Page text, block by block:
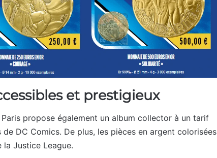
et prestigieux
propose également un album collector à un tarif
DC Comics. De plus, les pièces en argent colorisées
la Justice League.